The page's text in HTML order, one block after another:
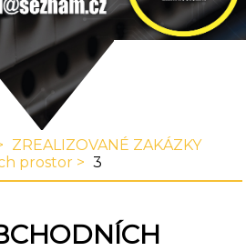
ZREALIZOVANÉ ZAKÁZKY
prostor
3